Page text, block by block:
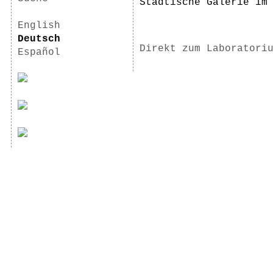
English
Deutsch
Español
Städtische Galerie
Direkt zum